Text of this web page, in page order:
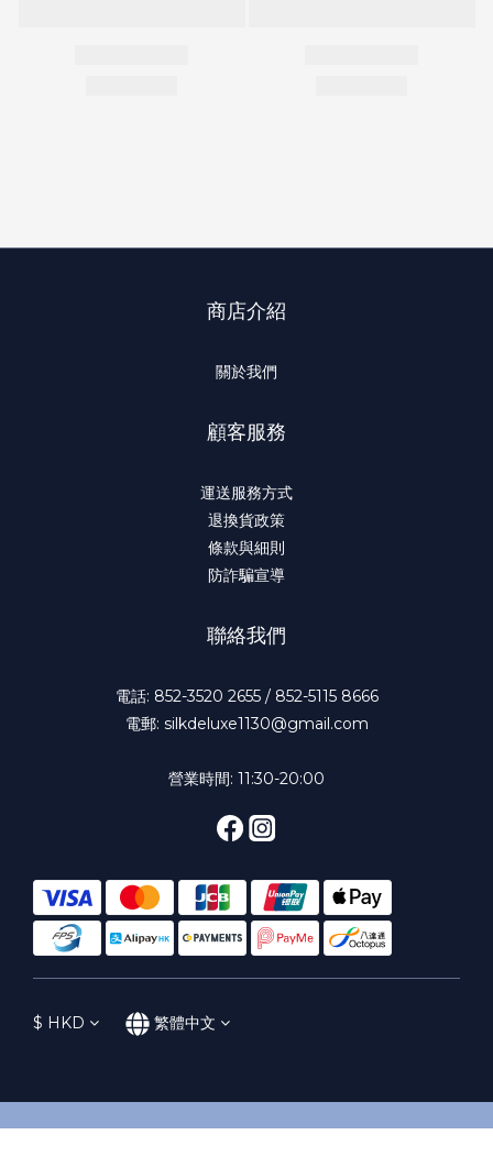
商店介紹
關於我們
顧客服務
運送服務方式
退換貨政策
條款與細則
防詐騙宣導
聯絡我們
電話: 852-3520 2655 / 852-5115 8666
電郵: silkdeluxe1130@gmail.com
營業時間: 11:30-20:00
$ HKD 繁體中文